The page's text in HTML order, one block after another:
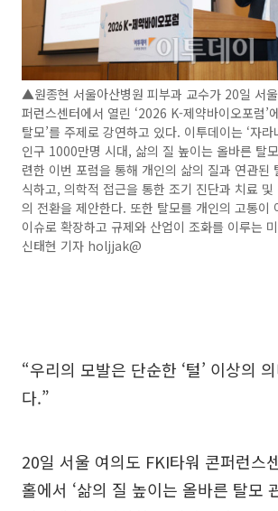
▲원종현 서울아산병원 피부과 교수가 20일 서
퍼런스센터에서 열린 ‘2026 K-제약바이오포럼’
탈모’를 주제로 강연하고 있다. 이투데이는 ‘자라
인구 1000만명 시대, 삶의 질 높이는 올바른 탈
련한 이번 포럼을 통해 개인의 삶의 질과 연관된
식하고, 의학적 접근을 통한 조기 진단과 치료 및
의 전환을 제안한다. 또한 탈모를 개인의 고통이
이슈로 확장하고 규제와 산업이 조화를 이루는
신태현 기자 holjjak@
“우리의 모발은 단순한 ‘털’ 이상의
다.”
20일 서울 여의도 FKI타워 콘퍼런스
홀에서 ‘삶의 질 높이는 올바른 탈모